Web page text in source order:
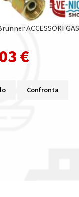
ACCESSORI GAS
€
Confronta